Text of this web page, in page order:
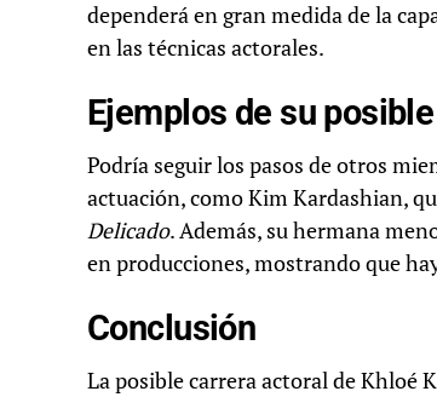
dependerá en gran medida de la
en las técnicas actorales.
Ejemplos de su
Podría seguir los pasos de otros
actuación, como Kim Kardashian,
Delicado. Además, su hermana
en producciones, mostrando que
Conclusión
La posible carrera actoral de Khloé